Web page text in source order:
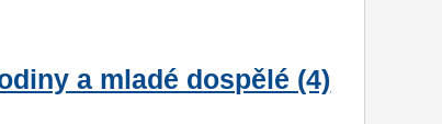
a mladé dospělé (4)